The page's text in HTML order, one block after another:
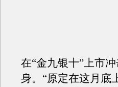
在“金九银十”上市
身。“原定在这月底